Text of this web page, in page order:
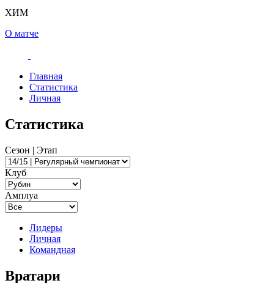
ХИМ
О матче
Главная
Статистика
Личная
Статистика
Сезон | Этап
Клуб
Амплуа
Лидеры
Личная
Командная
Вратари